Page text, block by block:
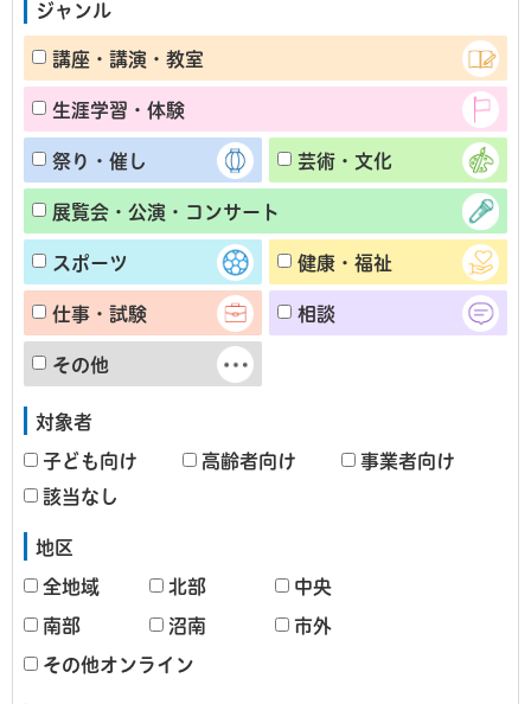
ジャンル
講座・講演・教室
生涯学習・体験
祭り・催し 芸術・文化
展覧会・公演・コンサート
スポーツ 健康・福祉
仕事・試験 相談
その他
対象者
子ども向け 高齢者向け
事業者向け
該当なし
地区
全地域 北部 中央
南部 沼南 市外
その他オンライン